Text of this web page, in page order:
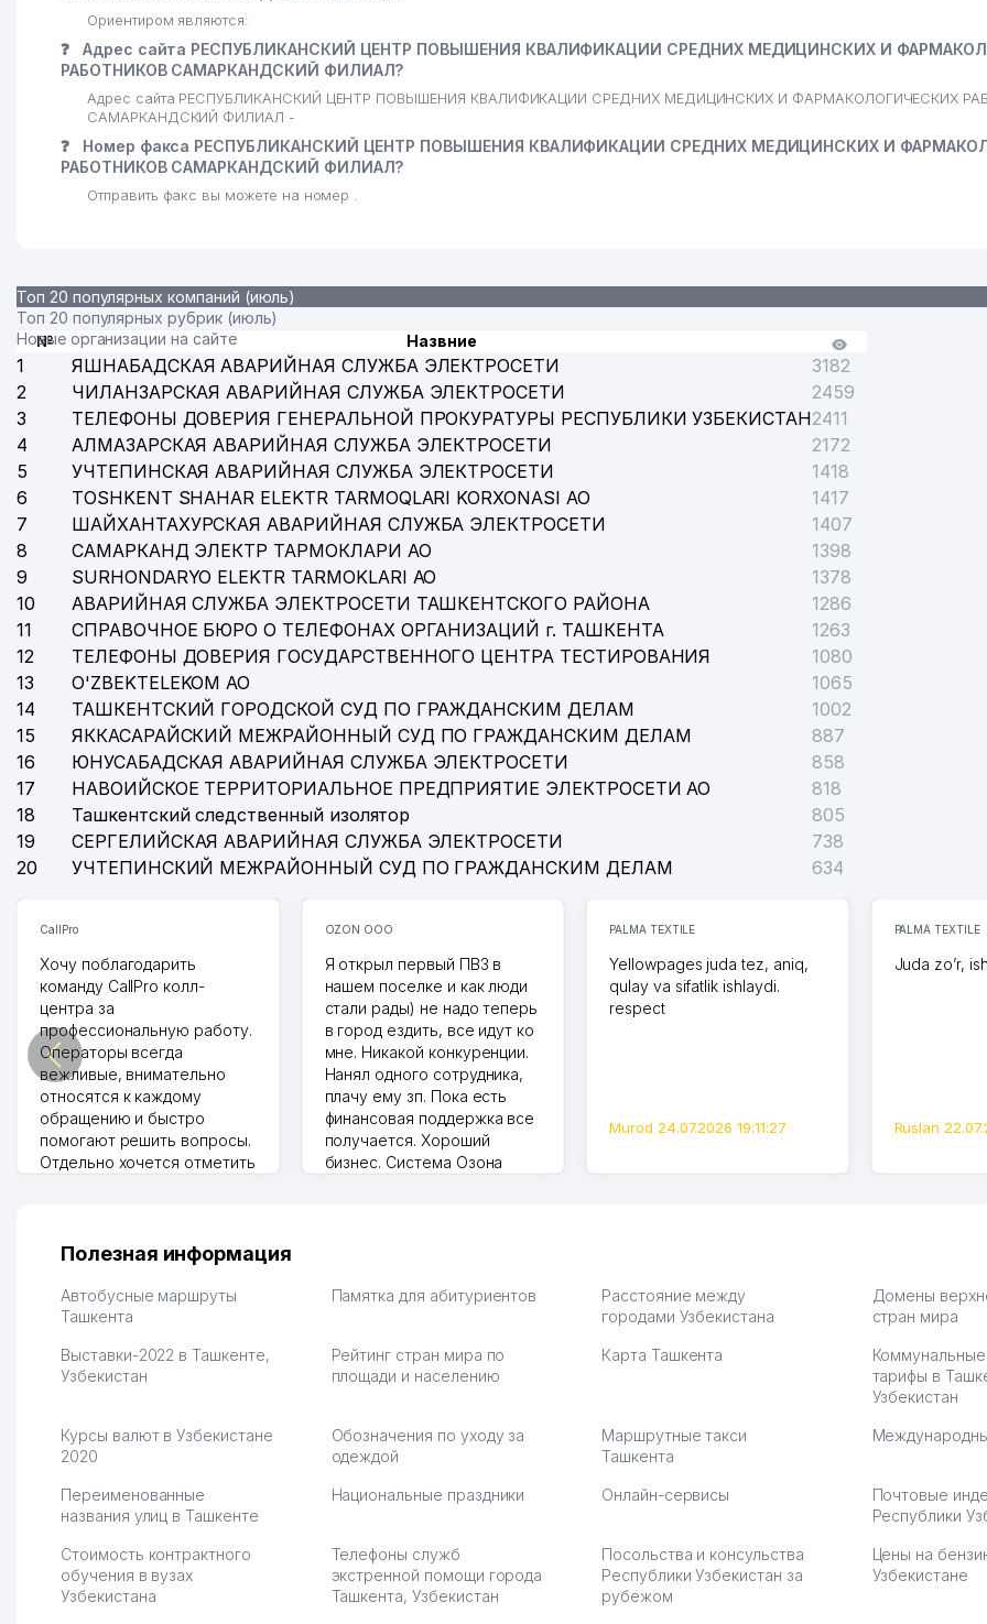
Ориентиром являются:
❓
Адрес сайта РЕСПУБЛИКАНСКИЙ ЦЕНТР ПОВЫШЕНИЯ КВАЛИФИКАЦИИ СРЕДНИХ МЕДИЦИНСКИХ И
РАБОТНИКОВ САМАРКАНДСКИЙ ФИЛИАЛ?
Адрес сайта РЕСПУБЛИКАНСКИЙ ЦЕНТР ПОВЫШЕНИЯ КВАЛИФИКАЦИИ СРЕДНИХ МЕДИЦИНСКИХ И ФАРМАКОЛОГИЧЕСКИХ
САМАРКАНДСКИЙ ФИЛИАЛ -
❓
Номер факса РЕСПУБЛИКАНСКИЙ ЦЕНТР ПОВЫШЕНИЯ КВАЛИФИКАЦИИ СРЕДНИХ МЕДИЦИНСКИХ И
РАБОТНИКОВ САМАРКАНДСКИЙ ФИЛИАЛ?
Отправить факс вы можете на номер .
Топ 20 популярных компаний (июль)
Топ 20 популярных рубрик (июль)
Новые организации на сайте
№ Назвние
1 ЯШНАБАДСКАЯ АВАРИЙНАЯ СЛУЖБА ЭЛЕКТРОСЕТИ
3182
2
ЧИЛАНЗАРСКАЯ АВАРИЙНАЯ СЛУЖБА ЭЛЕКТРОСЕТИ
2459
3
ТЕЛЕФОНЫ ДОВЕРИЯ ГЕНЕРАЛЬНОЙ ПРОКУРАТУРЫ РЕСПУБЛИКИ УЗБЕКИСТАН2411
4
АЛМАЗАРСКАЯ АВАРИЙНАЯ СЛУЖБА ЭЛЕКТРОСЕТИ
2172
5
УЧТЕПИНСКАЯ АВАРИЙНАЯ СЛУЖБА ЭЛЕКТРОСЕТИ
1418
6
TOSHKENT SHAHAR ELEKTR TARMOQLARI KORXONASI АО
1417
7
ШАЙХАНТАХУРСКАЯ АВАРИЙНАЯ СЛУЖБА ЭЛЕКТРОСЕТИ
1407
8
САМАРКАНД ЭЛЕКТР ТАРМОКЛАРИ АО
1398
9
SURHONDARYO ELEKTR TARMOKLARI АО
1378
10
АВАРИЙНАЯ СЛУЖБА ЭЛЕКТРОСЕТИ ТАШКЕНТСКОГО РАЙОНА
1286
11
СПРАВОЧНОЕ БЮРО О ТЕЛЕФОНАХ ОРГАНИЗАЦИЙ г. ТАШКЕНТА
1263
12
ТЕЛЕФОНЫ ДОВЕРИЯ ГОСУДАРСТВЕННОГО ЦЕНТРА ТЕСТИРОВАНИЯ
1080
13
O'ZBEKTELEKOM АО
1065
14
ТАШКЕНТСКИЙ ГОРОДСКОЙ СУД ПО ГРАЖДАНСКИМ ДЕЛАМ
1002
15
ЯККАСАРАЙСКИЙ МЕЖРАЙОННЫЙ СУД ПО ГРАЖДАНСКИМ ДЕЛАМ
887
16
ЮНУСАБАДСКАЯ АВАРИЙНАЯ СЛУЖБА ЭЛЕКТРОСЕТИ
858
17
НАВОИЙСКОЕ ТЕРРИТОРИАЛЬНОЕ ПРЕДПРИЯТИЕ ЭЛЕКТРОСЕТИ АО
818
18
Ташкентский следственный изолятор
805
19
СЕРГЕЛИЙСКАЯ АВАРИЙНАЯ СЛУЖБА ЭЛЕКТРОСЕТИ
738
20
УЧТЕПИНСКИЙ МЕЖРАЙОННЫЙ СУД ПО ГРАЖДАНСКИМ ДЕЛАМ 634
CallPro
Хочу поблагодарить
команду CallPro колл-
центра за
профессиональную работу.
Операторы всегда
вежливые, внимательно
относятся к каждому
обращению и быстро
помогают решить вопросы.
Отдельно хочется отметить
их работе значительно
обслуживания клиентов.
Рекомендую этот колл-
партнера для бизнеса.
Vip Brand 31.07.2026 11:43:39
OZON ООО
Я открыл первый ПВЗ в
нашем поселке и как люди
стали рады) не надо теперь
в город ездить, все идут ко
мне. Никакой конкуренции.
Нанял одного сотрудника,
плачу ему зп. Пока есть
финансовая поддержка все
получается. Хороший
бизнес. Система Озона
тут у нас уже есть ПВЗ.
Марат 27.07.2026 08:00:37
PALMA TEXTILE
Yellowpages juda tez, aniq,
qulay va sifatlik ishlaydi.
respect
Murod 24.07.2026 19:11:27
PALMA TEXTILE
Juda zo’r,
Ruslan
Полезная информация
Автобусные маршруты
Ташкента
Памятка для абитуриентов
Расстояние между
городами Узбекистана
Домены
стран мира
Выставки-2022 в Ташкенте,
Узбекистан
Рейтинг стран мира по
площади и населению
Карта Ташкента
тарифы в
Узбекистан
Курсы валют в Узбекистане
2020
Обозначения по уходу за
одеждой
Маршрутные такси
Ташкента
Переименованные
названия улиц в Ташкенте
Национальные праздники Онлайн-сервисы
Почтовые
Республики
Стоимость контрактного
обучения в вузах
Узбекистана
Телефоны служб
экстренной помощи города
Ташкента, Узбекистан
Посольства и консульства
Республики Узбекистан за
рубежом
Цены на
Узбекистане